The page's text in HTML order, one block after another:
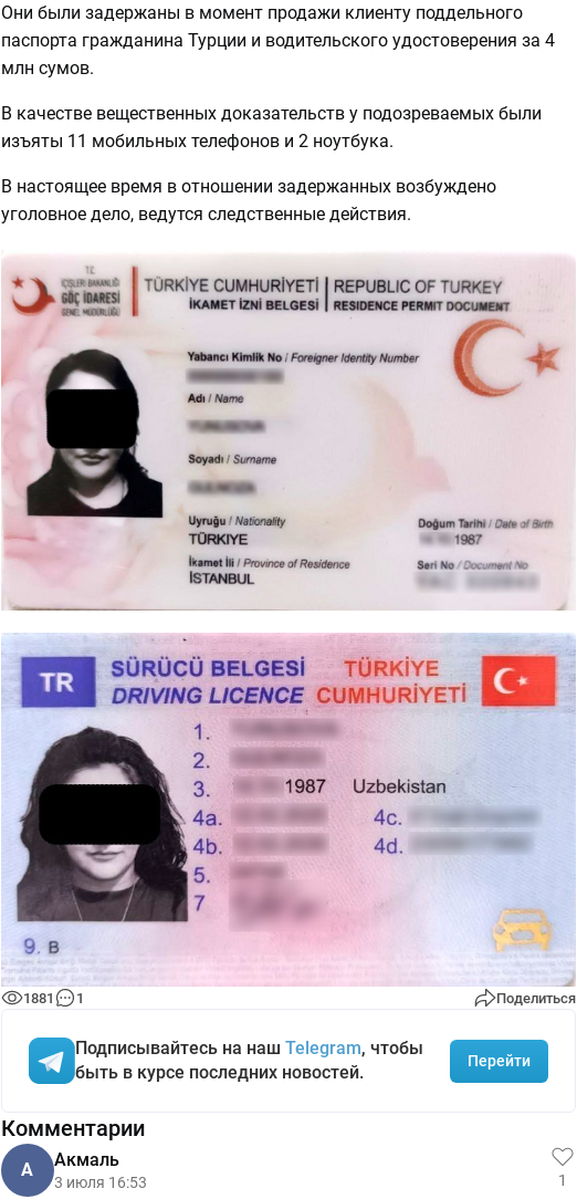
Они были задержаны в момент продажи клиенту поддельного
паспорта гражданина Турции и водительского удостоверения за 4
млн сумов.
В качестве вещественных доказательств у подозреваемых были
изъяты 11 мобильных телефонов и 2 ноутбука.
В настоящее время в отношении задержанных возбуждено
уголовное дело, ведутся следственные действия.
1881 1 Поделиться
Подписывайтесь на наш Telegram, чтобы
быть в курсе последних новостей.
Перейти
Комментарии
A Aкмаль
3 июля 16:53
1